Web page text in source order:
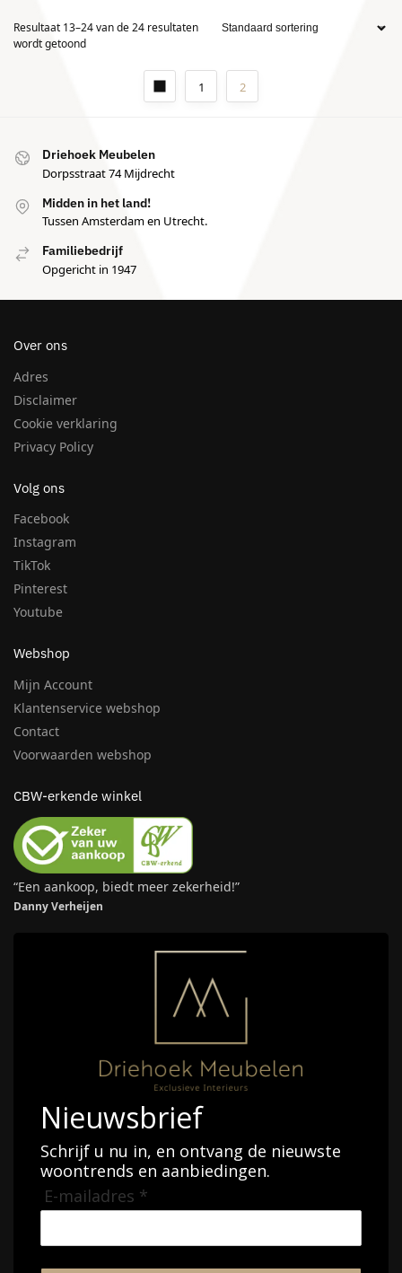
Resultaat 13–24 van de 24 resultaten
wordt getoond
1 2
Driehoek Meubelen
Dorpsstraat 74 Mijdrecht
Midden in het land!
Tussen Amsterdam en Utrecht.
Familiebedrijf
Opgericht in 1947
Over ons
Adres
Disclaimer
Cookie verklaring
Privacy Policy
Volg ons
Facebook
Instagram
TikTok
Pinterest
Youtube
Webshop
Mijn Account
Klantenservice webshop
Contact
Voorwaarden webshop
CBW-erkende winkel
“Een aankoop, biedt meer zekerheid!”
Danny Verheijen
Nieuwsbrief
Schrijf u nu in, en ontvang de nieuwste
woontrends en aanbiedingen.
E-mailadres *